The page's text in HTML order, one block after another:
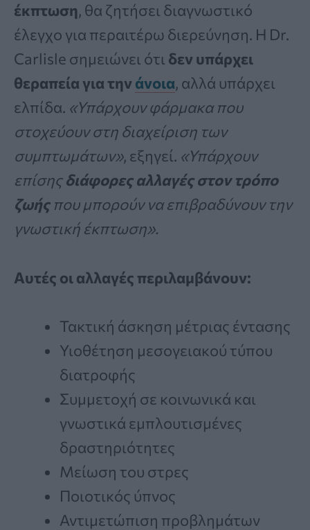
έκπτωση, θα ζητήσει διαγνωστικό
έλεγχο για περαιτέρω διερεύνηση. Η Dr.
Carlisle σημειώνει ότι δεν υπάρχει
θεραπεία για την άνοια, αλλά υπάρχει
ελπίδα. «Υπάρχουν φάρμακα που
στοχεύουν στη διαχείριση των
συμπτωμάτων», εξηγεί. «Υπάρχουν
επίσηςδιάφορες αλλαγές στον τρόπο
ζωήςπου μπορούν να επιβραδύνουν την
γνωστική έκπτωση».
Αυτές οι αλλαγές περιλαμβάνουν:
Τακτική άσκηση μέτριας έντασης
Υιοθέτηση μεσογειακού τύπου
διατροφής
Συμμετοχή σε κοινωνικά και
γνωστικά εμπλουτισμένες
δραστηριότητες
Μείωση του στρες
Ποιοτικός ύπνος
Αντιμετώπιση προβλημάτων